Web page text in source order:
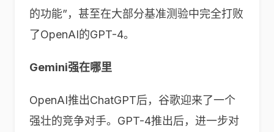
的功能”，甚至在大部分基准测验中完全打败
了OpenAI的GPT-4。
Gemini强在哪里
OpenAI推出ChatGPT后，谷歌迎来了一个
强壮的竞争对手。GPT-4推出后，进一步对